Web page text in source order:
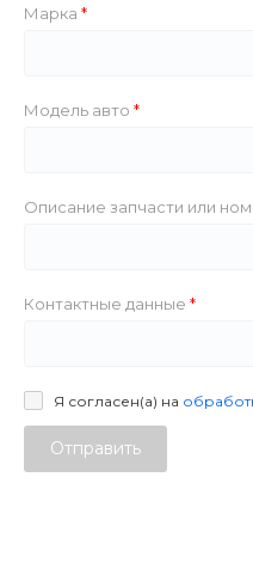
Марка
Модель авто
Описание запчасти или
Контактные данные
Я согласен(а) на
Отправить